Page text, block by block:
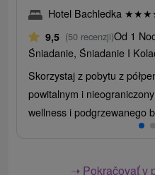
Hotel Bachledka ★★★
9,5 (50 recenzji)Od 1
Śniadanie, Śniadanie I
Skorzystaj z pobytu z
powitalnym i
wellness i podgrzewanego
➝ Pokračovať v